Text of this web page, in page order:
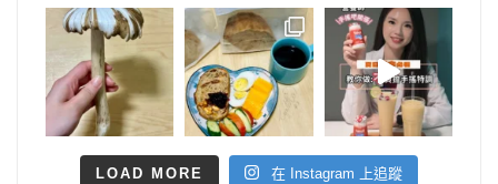
LOAD MORE 在 Instagram 上追蹤